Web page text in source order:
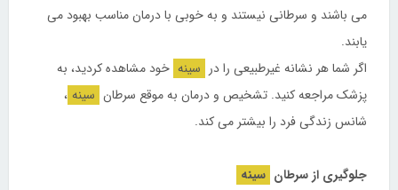
می باشند و سرطانی نیستند و به خوبی با درمان مناسب بهبود می
یابند.
اگر شما هر نشانه غیرطبیعی را در سینه خود مشاهده کردید، به
پزشک مراجعه کنید. تشخیص و درمان به موقع سرطان سینه ،
شانس زندگی فرد را بیشتر می کند.
جلوگیری از سرطان سینه